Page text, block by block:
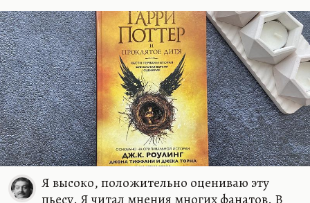
Я высоко, положительно оцениваю эту
пьесу. Я читал мнения многих фанатов. В